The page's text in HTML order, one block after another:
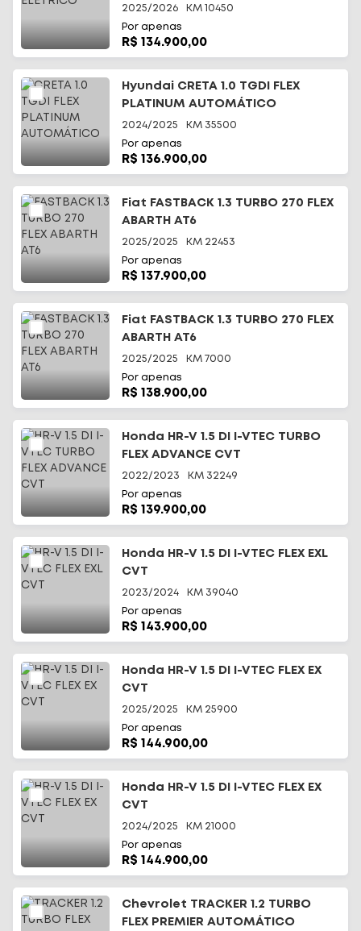
2025/2026 KM 10450
Por apenas
R$ 134.900,00
Hyundai CRETA 1.0 TGDI FLEX
PLATINUM AUTOMÁTICO
2024/2025 KM 35500
Por apenas
R$ 136.900,00
Fiat FASTBACK 1.3 TURBO 270 FLEX
ABARTH AT6
2025/2025 KM 22453
Por apenas
R$ 137.900,00
Fiat FASTBACK 1.3 TURBO 270 FLEX
ABARTH AT6
2025/2025 KM 7000
Por apenas
R$ 138.900,00
Honda HR-V 1.5 DI I-VTEC TURBO
FLEX ADVANCE CVT
2022/2023 KM 32249
Por apenas
R$ 139.900,00
Honda HR-V 1.5 DI I-VTEC FLEX EXL
CVT
2023/2024 KM 39040
Por apenas
R$ 143.900,00
Honda HR-V 1.5 DI I-VTEC FLEX EX
CVT
2025/2025 KM 25900
Por apenas
R$ 144.900,00
Honda HR-V 1.5 DI I-VTEC FLEX EX
CVT
2024/2025 KM 21000
Por apenas
R$ 144.900,00
Chevrolet TRACKER 1.2 TURBO
FLEX PREMIER AUTOMÁTICO